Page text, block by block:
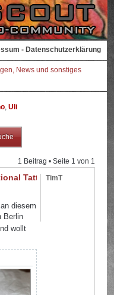
- Datenschutzerklärung
News und sonstiges
,Uli
1 Beitrag • Seite 1 von 1
Tattoo
diesem
Berlin
wollt
TimT